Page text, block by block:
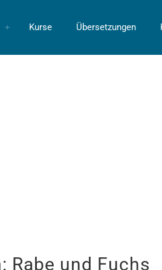
Kurse Übersetzungen
Rabe und Fuchs